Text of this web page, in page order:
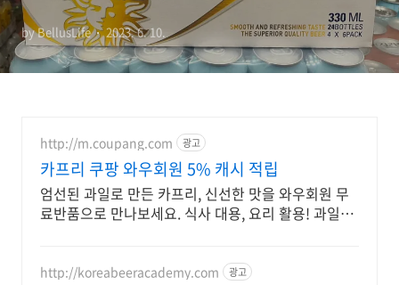
by BellusLife 2023. 6. 10.
http://m.coupang.com 광고
카프리 쿠팡 와우회원 5% 캐시 적립
엄선된 과일로 만든 카프리, 신선한 맛을 와우회원 무
료반품으로 만나보세요. 식사 대용, 요리 활용! 과일음
http://koreabeeracademy.com 광고